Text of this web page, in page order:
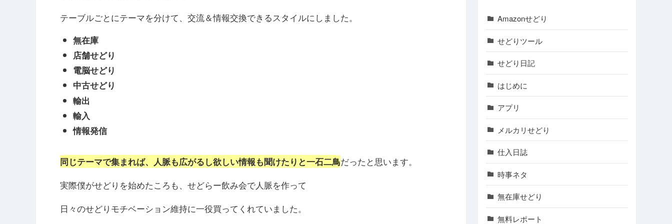
テーブルごとにテーマを分けて、交流＆情報交換できるスタイルにしました。
無在庫
店舗せどり
電脳せどり
中古せどり
輸出
輸入
情報発信
同じテーマで集まれば、人脈も広がるし欲しい情報も聞けたりと一石二鳥だったと思います。
実際僕がせどりを始めたころも、せどらー飲み会で人脈を作って
日々のせどりモチベーション維持に一役買ってくれていました。
Amazonせどり
せどりツール
せどり日記
はじめに
アプリ
メルカリせどり
仕入日誌
時事ネタ
無在庫せどり
無料レポート